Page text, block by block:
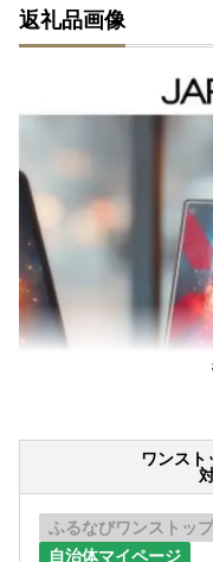
返礼品画像
ワンスト
ふるなびワンストッ
自治体マイページ